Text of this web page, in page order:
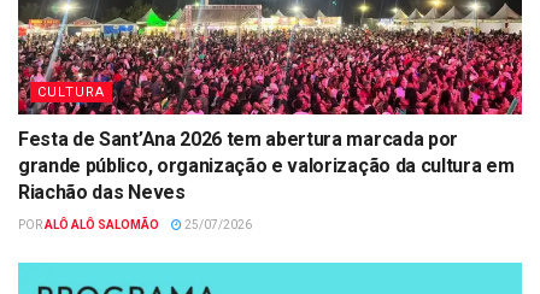
CULTURA
Festa de Sant’Ana 2026 tem abertura marcada por
grande público, organização e valorização da cultura em
Riachão das Neves
PORALÔ ALÔ SALOMÃO 25/07/2026